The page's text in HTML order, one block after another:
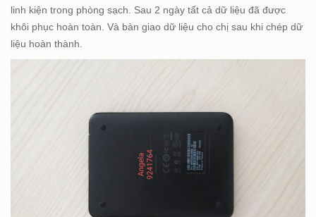
linh kiện trong phòng sạch. Sau 2 ngày tất cả dữ liệu đã được
khôi phục hoàn toàn. Và bàn giao dữ liệu cho chị sau khi chép dữ
liệu hoàn thành.